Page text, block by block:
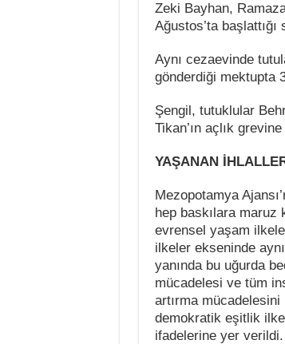
Zeki Bayhan,
Ağustos’ta
Aynı cezaevinde
gönderdiği mektupta
Şengil, tutuklular
Tikan’ın açlık
YAŞANAN
Mezopotamya
hep baskılara maruz
evrensel yaşam
ilkeler ekseninde
yanında bu uğurda
mücadelesi ve tüm
artırma
demokratik eşitlik
ifadelerine yer verildi.